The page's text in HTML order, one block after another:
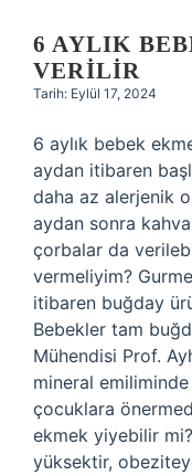
6 AYLIK
VERILIR
Tarih: Eylül 17, 2024
6 aylık bebek
aydan itibaren
daha az alerjenik
aydan sonra
çorbalar da
vermeliyim?
itibaren buğday
Bebekler tam
Mühendisi Prof.
mineral
çocuklara
ekmek yiyebilir
yüksektir,